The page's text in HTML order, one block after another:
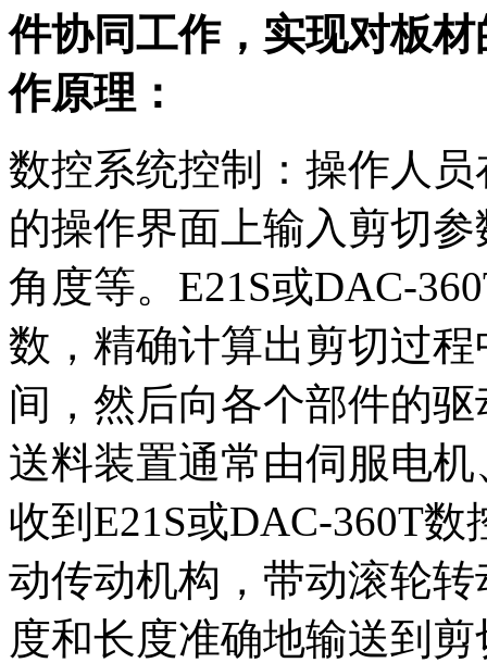
件协同工作，实现对板
作原理：
数控系统控制：操作人
的操作界面上输入剪切
角度等。E21S或DAC-
数，精确计算出剪切过
间，然后向各个部件的
送料装置通常由伺服电
收到E21S或DAC-360T
动传动机构，带动滚轮
度和长度准确地输送到